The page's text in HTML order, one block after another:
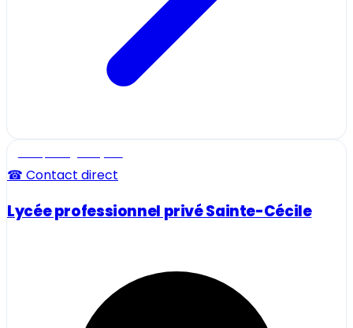
☎ Contact direct
Lycée professionnel privé Sainte-Cécile